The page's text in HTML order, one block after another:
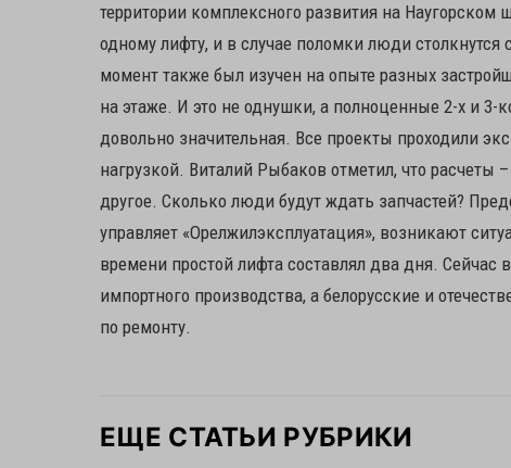
территории комплексного развития на
одному лифту, и в случае поломки люди
момент также был изучен на опыте разных
на этаже. И это не однушки, а полноценные 2-х и 3-
довольно значительная. Все проекты проходили
нагрузкой. Виталий Рыбаков отметил, что расчеты
другое. Сколько люди будут ждать запчастей?
управляет «Орелжилэксплуатация», возникают
времени простой лифта составлял два дня.
импортного производства, а белорусские и
по ремонту.
ЕЩЕ СТАТЬИ РУБРИКИ